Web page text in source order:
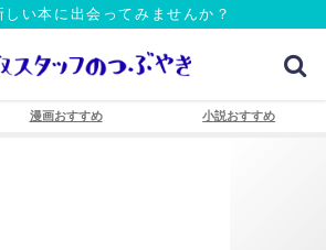
しい本に出会ってみませんか？
漫画おすすめ 小説おすすめ